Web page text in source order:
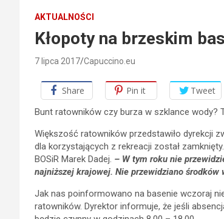
AKTUALNOŚCI
Kłopoty na brzeskim
7 lipca 2017 Capuccino.eu
Share Pin it Tweet
Bunt ratowników czy burza w szklance wody?
Większość ratowników przedstawiło dyrekcji
dla korzystających z rekreacji został zamknięty.
BOSiR Marek Dadej. – W tym roku nie
najniższej krajowej. Nie przewidziano środków
Jak nas poinformowano na basenie wczoraj
ratowników. Dyrektor informuje, że jeśli